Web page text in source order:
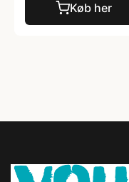
Køb her